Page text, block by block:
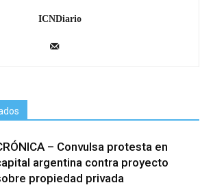
ICNDiario
– Convulsa protesta en
argentina contra proyecto
propiedad privada